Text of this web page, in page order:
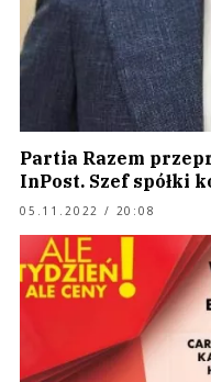
Partia Razem
InPost. Szef spółki
05.11.2022 / 20:08